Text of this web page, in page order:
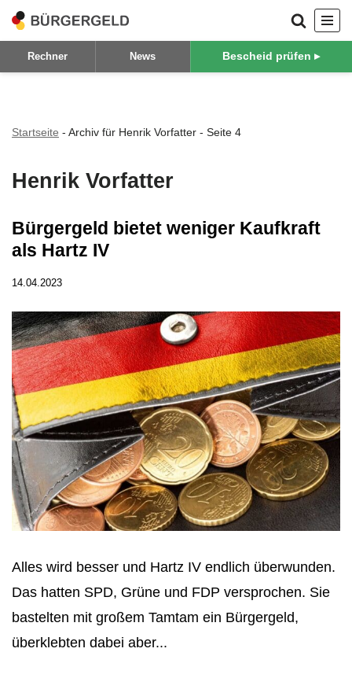
Zum
Inhalt
Rechner News Bescheid prüfen ▸
Startseite - Archiv für Henrik Vorfatter - Seite 4
Henrik Vorfatter
Bürgergeld bietet weniger Kaufkraft
als Hartz IV
14.04.2023
Alles wird besser und Hartz IV endlich überwunden.
Das hatten SPD, Grüne und FDP versprochen. Sie
bastelten mit großem Tamtam ein Bürgergeld,
überklebten dabei aber...